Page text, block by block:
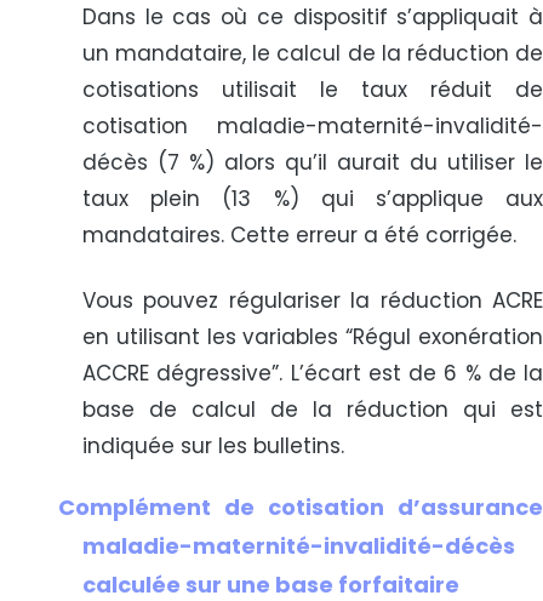
Dans le cas où ce dispositif s’appliquait à
un mandataire, le calcul de la réduction de
cotisations utilisait le taux réduit de
cotisation maladie-maternité-invalidité-
décès (7 %) alors qu’il aurait du utiliser le
taux plein (13 %) qui s’applique aux
mandataires. Cette erreur a été corrigée.
Vous pouvez régulariser la réduction ACRE
en utilisant les variables “Régul exonération
ACCRE dégressive”. L’écart est de 6 % de la
base de calcul de la réduction qui est
indiquée sur les bulletins.
Complément de cotisation d’assurance
maladie-maternité-invalidité-décès
calculée sur une base forfaitaire